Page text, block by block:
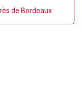
de Bordeaux